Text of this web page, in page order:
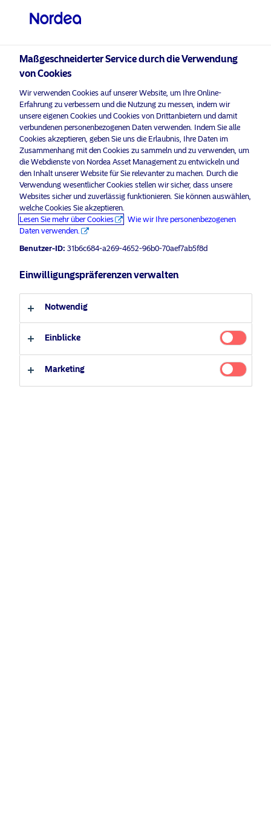
Bitte wählen Sie Ihr Anlegerprofil
aus
Land
Schweiz
Sprache
Deutsch
Qualifizierter Anleger
Nicht-qualifizierter Anleger
Qualifizierter Anleger
Januar 6, 2026
Maßgeschneiderter Service durch die Verwendung
von Cookies
Wir verwenden Cookies auf unserer Website, um Ihre Online-
Erfahrung zu verbessern und die Nutzung zu messen, indem wir
unsere eigenen Cookies und Cookies von Drittanbietern und damit
verbundenen personenbezogenen Daten verwenden. Indem Sie alle
Cookies akzeptieren, geben Sie uns die Erlaubnis, Ihre Daten im
Zusammenhang mit den Cookies zu sammeln und zu verwenden, um
die Webdienste von Nordea Asset Management zu entwickeln und
den Inhalt unserer Website für Sie relevanter zu machen. Durch die
Verwendung wesentlicher Cookies stellen wir sicher, dass unsere
Websites sicher und zuverlässig funktionieren. Sie können auswählen,
welche Cookies Sie akzeptieren.
Lesen Sie mehr über Cookies
Wie wir Ihre personenbezogenen
Daten verwenden.
Benutzer-ID: 31b6c684-a269-4652-96b0-70aef7ab5f8d
Einwilligungspräferenzen verwalten
Notwendig
Einblicke
Marketing